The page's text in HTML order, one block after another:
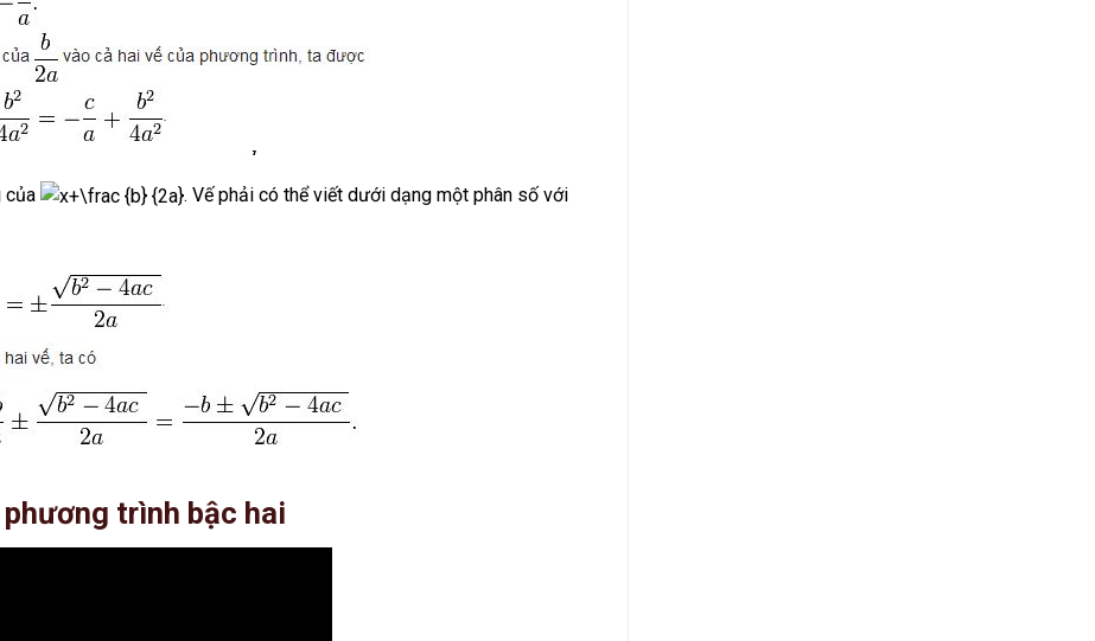
của
. Vế phải có thể viết dưới dạng một phân số với
trình bậc hai